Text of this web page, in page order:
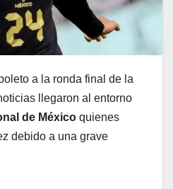
a la ronda final de la
llegaron al entorno
de México quienes
debido a una grave